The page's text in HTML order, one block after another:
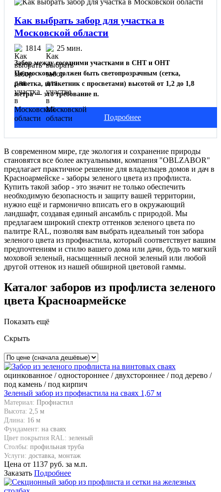
Как выбрать забор для участка в
Московской области
1814 25 мин.
Забор между соседними участками в СНТ и ОНТ
Подмосковья должен быть светопрозрачным (сетка,
решетка, штакетник с просветами) высотой от 1,2 до 1,8
метра — это требование п.
Подробнее
В современном мире, где экология и сохранение природы
становятся все более актуальными, компания "OBLZABOR"
предлагает практичное решение для владельцев домов и дач в
Красноармейске - заборы зеленого цвета из профлиста.
Купить такой забор - это значит не только обеспечить
необходимую безопасность и защиту вашей территории,
нужно ещё и гармонично вписать его в окружающий
ландшафт, создавая единый ансамбль с природой. Мы
предлагаем широкий спектр оттенков зеленого цвета по
палитре RAL, позволяя вам выбрать идеальный тон забора
зеленого цвета из профнастила, который соответствует вашим
предпочтениям и стилю вашего дома или дачи, будь то мягкий
моховой зеленый, насыщенный лесной зеленый или любой
другой оттенок из нашей обширной цветовой гаммы.
Каталог заборов из профлиста зеленого
цвета Красноармейске
Показать ещё
Скрыть
оцинкованное / одностороннее / двухстороннее / под дерево /
под камень / под кирпич
Зеленый забор из профнастила на сваях 1,67 м
Материал: Профнастил
Высота: 2,5 м
Длина: 16 м
Фундамент: на сваях
Цвет покрытия RAL: зеленый
Столбы: профильная труба
Услуги: доставка, монтаж
Цена от 1137 руб. за м.п.
Заказать Подробнее